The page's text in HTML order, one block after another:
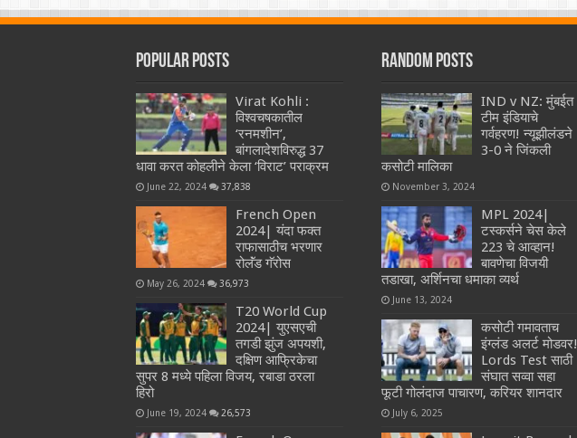
Popular Posts
Virat Kohli :
विश्वचषकातील
‘रनमशीन’,
बांगलादेशविरुद्ध 37
धावा करत कोहलीने केला ‘विराट’ पराक्रम
June 22, 2024 37,838
French Open
2024| यंदा फक्त
राफासाठीच भरणार
रोलॅंड गॅरोस
May 26, 2024 36,973
T20 World Cup
2024| युएसएची
तगडी झुंज अपयशी,
दक्षिण आफ्रिकेचा
सुपर 8 मध्ये पहिला विजय, रबाडा ठरला
हिरो
June 19, 2024 26,573
Random Posts
IND v NZ: मुंबईत
टीम इंडियाचे
गर्वहरण! न्यूझीलंडने
3-0 ने जिंकली
कसोटी मालिका
November 3, 2024
MPL 2024|
टस्कर्सने चेस केले
223 चे आव्हान!
बावणेचा विजयी
तडाखा, अर्शिनचा धमाका व्यर्थ
June 13, 2024
कसोटी गमावताच
इंग्लंड अलर्ट मोडवर!
Lords Test साठी
संघात सव्वा सहा
फूटी गोलंदाज पाचारण, करियर शानदार
July 6, 2025